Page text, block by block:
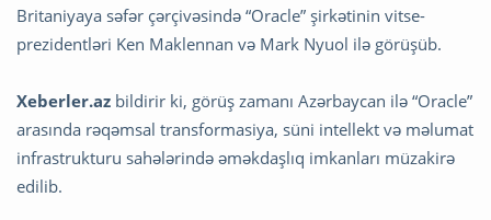
Britaniyaya səfər çərçivəsində “Oracle” şirkətinin vitse-
prezidentləri Ken Maklennan və Mark Nyuol ilə görüşüb.
Xeberler.az bildirir ki, görüş zamanı Azərbaycan ilə “Oracle”
arasında rəqəmsal transformasiya, süni intellekt və məlumat
infrastrukturu sahələrində əməkdaşlıq imkanları müzakirə
edilib.